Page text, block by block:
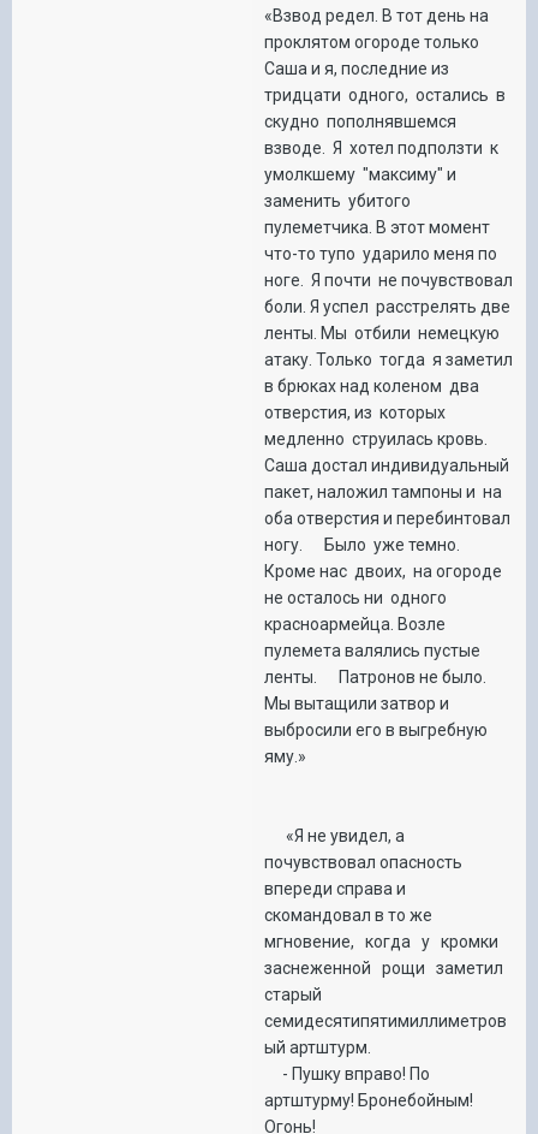
«Взвод редел. В тот день на
проклятом огороде только
Саша и я, последние из
тридцати одного, остались в
скудно пополнявшемся
взводе. Я хотел подползти к
умолкшему "максиму" и
заменить убитого
пулеметчика. В этот момент
что-то тупо ударило меня по
ноге. Я почти не почувствовал
боли. Я успел расстрелять две
ленты. Мы отбили немецкую
атаку. Только тогда я заметил
в брюках над коленом два
отверстия, из которых
медленно струилась кровь.
Саша достал индивидуальный
пакет, наложил тампоны и на
оба отверстия и перебинтовал
ногу. Было уже темно.
Кроме нас двоих, на огороде
не осталось ни одного
красноармейца. Возле
пулемета валялись пустые
ленты. Патронов не было.
Мы вытащили затвор и
выбросили его в выгребную
яму.»
«Я не увидел, а
почувствовал опасность
впереди справа и
скомандовал в то же
мгновение, когда у кромки
заснеженной рощи заметил
старый
семидесятипятимиллиметров
ый артштурм.
- Пушку вправо! По
артштурму! Бронебойным!
Огонь!